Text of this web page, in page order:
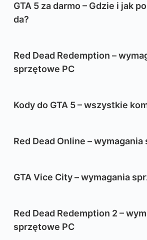
GTA 5 za darmo – Gdzie i jak
da?
Red Dead Redemption –
sprzętowe PC
Kody do GTA 5 – wszystkie
Red Dead Online –
GTA Vice City – wymagania
Red Dead Redemption 2 –
sprzętowe PC